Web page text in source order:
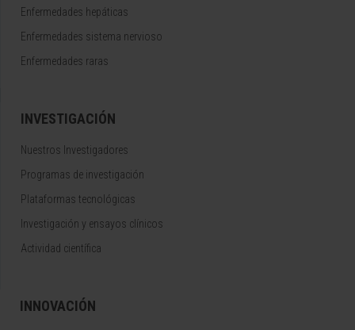
Enfermedades hepáticas
Enfermedades sistema nervioso
Enfermedades raras
INVESTIGACIÓN
Nuestros Investigadores
Programas de investigación
Plataformas tecnológicas
Investigación y ensayos clínicos
Actividad científica
INNOVACIÓN